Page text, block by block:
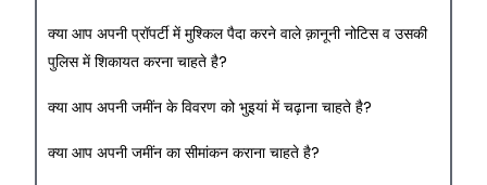
क्या आप अपनी प्रॉपर्टी में मुश्किल पैदा करने वाले क़ानूनी नोटिस व उसकी
पुलिस में शिकायत करना चाहते है?
क्या आप अपनी जमींन के विवरण को भुइयां में चढ़ाना चाहते है?
क्या आप अपनी जमींन का सीमांकन कराना चाहते है?